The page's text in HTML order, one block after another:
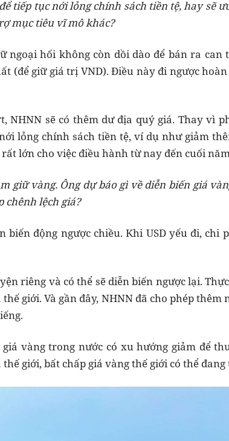
tiếp tục nới lỏng chính sách tiền tệ, hay sẽ
mục tiêu vĩ mô khác?
ngoại hối không còn dồi dào để bán ra can
(để giữ giá trị VND). Điều này đi ngược
NHNN sẽ có thêm dư địa quý giá. Thay vì
lỏng chính sách tiền tệ, ví dụ như giảm
lớn cho việc điều hành từ nay đến cuối
giữ vàng. Ông dự báo gì về diễn biến giá
chênh lệch giá?
biến động ngược chiều. Khi USD yếu đi, chi
riêng và có thể sẽ diễn biến ngược lại.
giới. Và gần đây, NHNN đã cho phép thêm
vàng trong nước có xu hướng giảm để
giới, bất chấp giá vàng thế giới có thể đang